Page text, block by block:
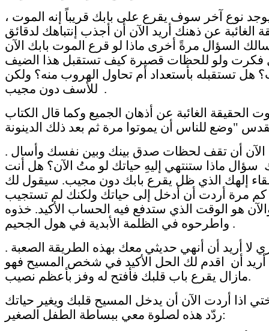
نوع آخر سوف يقرع على بابك قريباً إنه الموت ،
الغائبة عن ذهنك أريد الآن أن أجذب إنتباهك لدقائق
السؤال مرةً أخرى ماذا لو قرع الموت بابك الآن
فكرت ولو للحظات قصيرة كيف تستقبل هذا الضيف
هل تستقبله بأستعداد أم تحاول الهروب منه؟ ولكن
للأسف دون مجيب .
الحقيقة الغائبة عن أذهان الجميع وكما قال الكتاب
. أدعوك الآن أن تقف لحظات صدق بينك وبين نفسك وأسال
ماذا ستنتهي إليهِ حياتك لو متُ الآن؟ هل أنت
إلهك الذي ظل يقرع بابك دون مجيب. سيقول لك
كم مرة أردت أن أدخل إلى حياتك ولكنك لم تستجيب
هو الوقت الذي ستدفع فيه الحساب الأكيد. خذوه
واطرحوه في الظلمة الأبدية في هول الجحيم.
لا أريد أن أنهي حديثي معك بهذه الطريقة الصعبة .
أريد أن اقدم لك الحل الأكيد في شخص المسيح فهو
مازال يقرع باب قلبك فأفتح له وفز بأعظم نصيب.
اذا أردت الآن أن يدخل المسيح قلبك ويغير حياتك
ردّد هذه لصلوة معي ببساطة الطفل الصغير: